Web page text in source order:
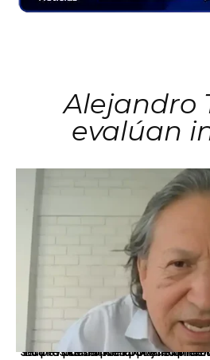
Alejandro
evalúan
La presidenta Keiko Fujimori informó que la solicitud de indulto presentada por el expresidente Alejandro Toledo será evaluada por